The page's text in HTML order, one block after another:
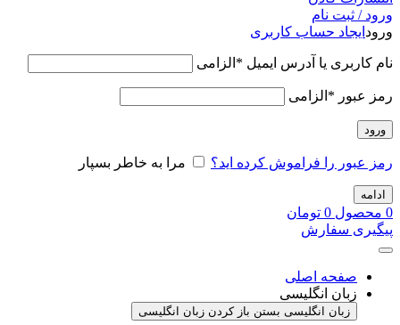
ورود / ثبت نام
ورود ایجاد حساب کاربری
نام کاربری یا آدرس ایمیل * الزامی
رمز عبور * الزامی
ورود
رمز عبور را فراموش کرده اید؟ مرا به خاطر بسپار
ادامه
0 محصول 0 تومان
پیگیری سفارش
صفحه اصلی
زبان انگلیسی
زبان انگلیسی بستن باز کردن زبان انگلیسی